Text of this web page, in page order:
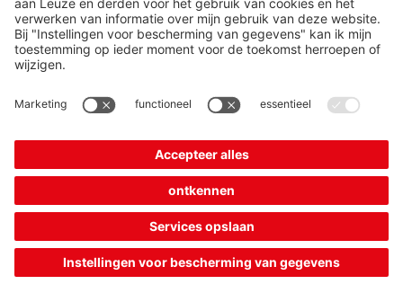
In de
winkelwagen
Offerte
aanvragen
Meer weergeven(5)
Combinatieproduct